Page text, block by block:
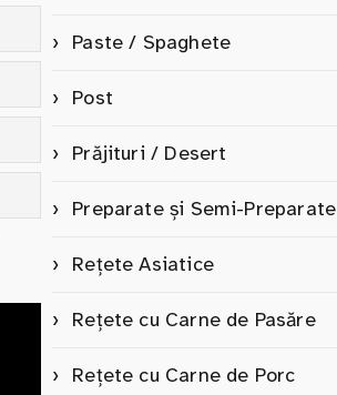
Paste / Spaghete
Post
Prăjituri / Desert
Preparate și Semi-Preparate
Rețete Asiatice
Rețete cu Carne de Pasăre
Rețete cu Carne de Porc